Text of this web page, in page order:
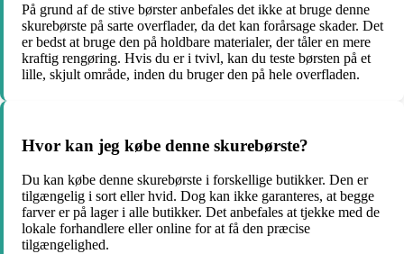
På grund af de stive børster anbefales det ikke at bruge denne
skurebørste på sarte overflader, da det kan forårsage skader. Det
er bedst at bruge den på holdbare materialer, der tåler en mere
kraftig rengøring. Hvis du er i tvivl, kan du teste børsten på et
lille, skjult område, inden du bruger den på hele overfladen.
Hvor kan jeg købe denne skurebørste?
Du kan købe denne skurebørste i forskellige butikker. Den er
tilgængelig i sort eller hvid. Dog kan ikke garanteres, at begge
farver er på lager i alle butikker. Det anbefales at tjekke med de
lokale forhandlere eller online for at få den præcise
tilgængelighed.